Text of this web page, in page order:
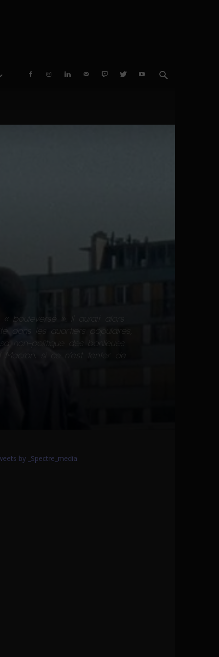
bouleversé ». Il aurait alors
dans les quartiers populaires,
non-politique des banlieues
Macron, si ce n’est tenter de
by _Spectre_media